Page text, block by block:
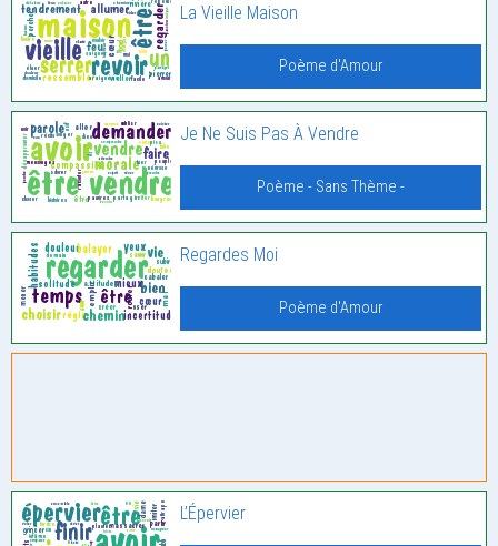
La Vieille Maison
Poème d'Amour
Je Ne Suis Pas À Vendre
Poème - Sans Thème -
Regardes Moi
Poème d'Amour
L’Épervier